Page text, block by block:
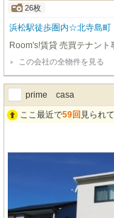
26枚
浜松駅徒歩圏内☆北寺島町
Room's!賃貸 売買テナン
この会社の全物件を見る
prime casa
ここ最近で59回 見られ